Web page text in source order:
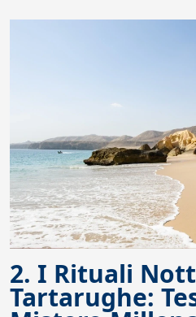
2. I Rituali
Tartarughe: